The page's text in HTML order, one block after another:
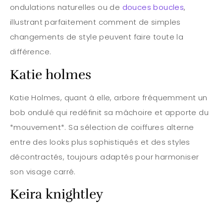
ondulations naturelles ou de douces boucles,
illustrant parfaitement comment de simples
changements de style peuvent faire toute la
différence.
Katie holmes
Katie Holmes, quant à elle, arbore fréquemment un
bob ondulé qui redéfinit sa mâchoire et apporte du
*mouvement*. Sa sélection de coiffures alterne
entre des looks plus sophistiqués et des styles
décontractés, toujours adaptés pour harmoniser
son visage carré.
Keira knightley